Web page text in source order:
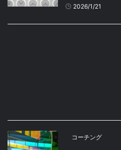
2026/1/21
コーチング